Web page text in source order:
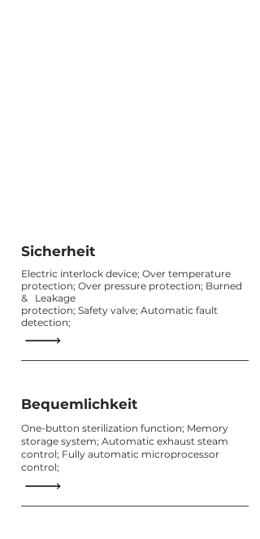
Sicherheit
Electric interlock device; Over temperature
protection; Over pressure protection; Burned
& Leakage
protection; Safety valve; Automatic fault
detection;
Bequemlichkeit
One-button sterilization function; Memory
storage system; Automatic exhaust steam
control; Fully automatic microprocessor
control;